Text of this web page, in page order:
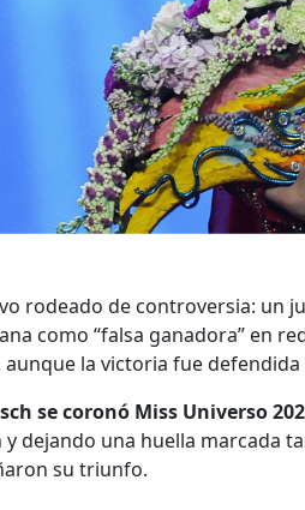
rodeado de controversia: un
como “falsa ganadora” en
la victoria fue
se coronó Miss Universo
dejando una huella marcada
su triunfo.